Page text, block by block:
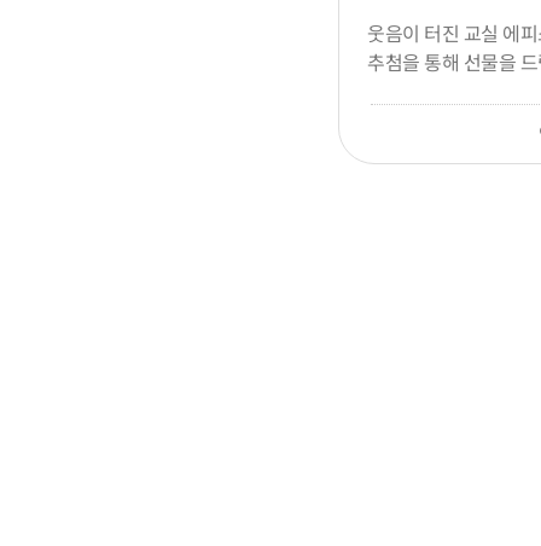
웃음이 터진 교실 에
추첨을 통해 선물을